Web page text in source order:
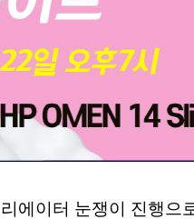
에이터 눈쟁이 진행